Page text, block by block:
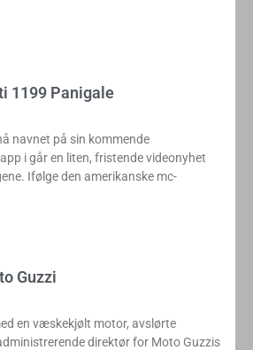
1199 Panigale
navnet på sin kommende
i går en liten, fristende videonyhet
Ifølge den amerikanske mc-
Guzzi
en væskekjølt motor, avslørte
direktør for Moto Guzzis